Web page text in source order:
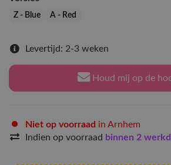
Z - Blue A - Red
Levertijd: 2-3 weken
Houd mij op de
Niet op voorraad in Arnhem
Indien op voorraad binnen 2